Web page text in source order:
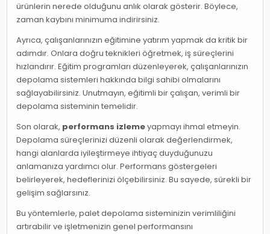
ürünlerin nerede olduğunu anlık olarak gösterir. Böylece,
zaman kaybını minimuma indirirsiniz.
Ayrıca, çalışanlarınızın eğitimine yatırım yapmak da kritik bir
adımdır. Onlara doğru teknikleri öğretmek, iş süreçlerini
hızlandırır. Eğitim programları düzenleyerek, çalışanlarınızın
depolama sistemleri hakkında bilgi sahibi olmalarını
sağlayabilirsiniz. Unutmayın, eğitimli bir çalışan, verimli bir
depolama sisteminin temelidir.
Son olarak, performans izlemeyapmayı ihmal etmeyin.
Depolama süreçlerinizi düzenli olarak değerlendirmek,
hangi alanlarda iyileştirmeye ihtiyaç duyduğunuzu
anlamanıza yardımcı olur. Performans göstergeleri
belirleyerek, hedeflerinizi ölçebilirsiniz. Bu sayede, sürekli bir
gelişim sağlarsınız.
Bu yöntemlerle, palet depolama sisteminizin verimliliğini
artırabilir ve işletmenizin genel performansını